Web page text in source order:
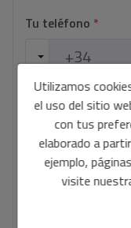
Tu teléfono *
Tu mensaje
Utilizamos
el uso del sitio
con tus
elaborado a
ejemplo,
visite